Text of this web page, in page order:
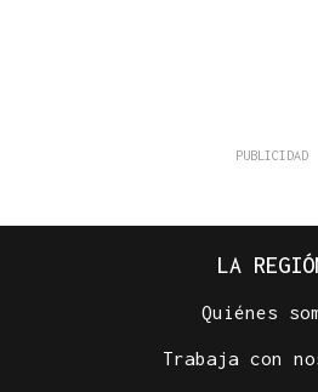
LA
Quiénes
Trabaja con